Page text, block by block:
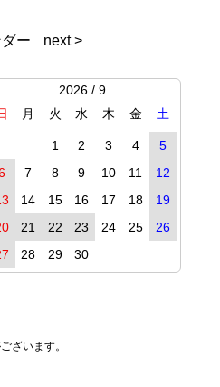
ー next >
2026 / 9
月 火 水 木 金 土
1 2 3 4
5
7 8 9 10 11
12
14 15 16 17 18
19
21 22 23 24 25
26
28 29 30
ざいます。